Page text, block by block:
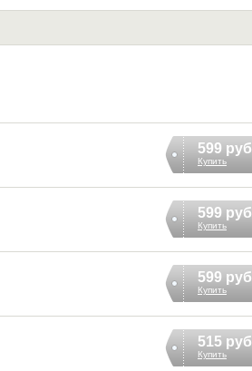
599 руб
Купить
599 руб
Купить
599 руб
Купить
515 руб
Купить